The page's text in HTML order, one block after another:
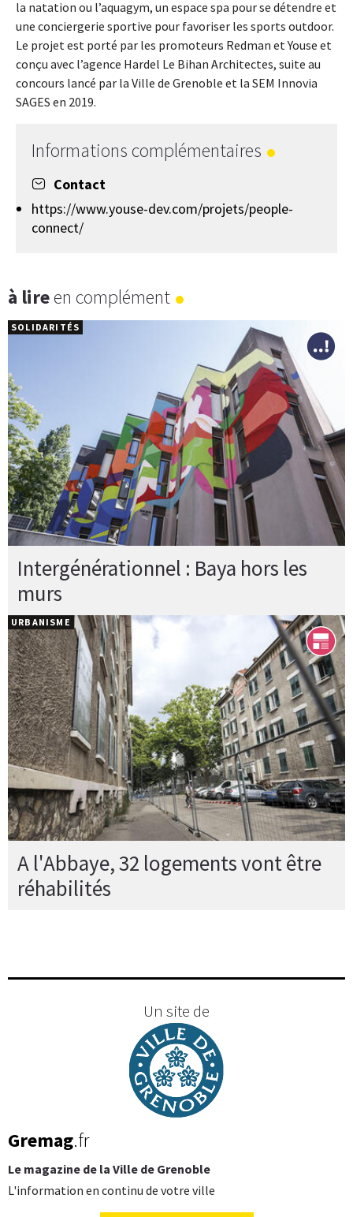
la natation ou l’aquagym, un espace spa pour se détendre et
une conciergerie sportive pour favoriser les sports outdoor.
Le projet est porté par les promoteurs Redman et Youse et
conçu avec l’agence Hardel Le Bihan Architectes, suite au
concours lancé par la Ville de Grenoble et la SEM Innovia
SAGES en 2019.
Informations complémentaires
Contact
https://www.youse-dev.com/projets/people-
connect/
à lireen complément
Intergénérationnel : Baya hors les
murs
SOLIDARITÉS
A l'Abbaye, 32 logements vont être
réhabilités
URBANISME
Un site de
Gremag.fr
Le magazine de la Ville de Grenoble
L'information en continu de votre ville